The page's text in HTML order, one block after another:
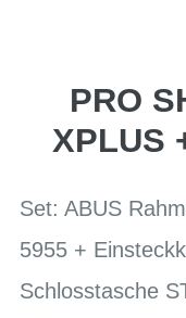
PRO
XPLUS
Set: ABUS
5955 +
Schlosstasche